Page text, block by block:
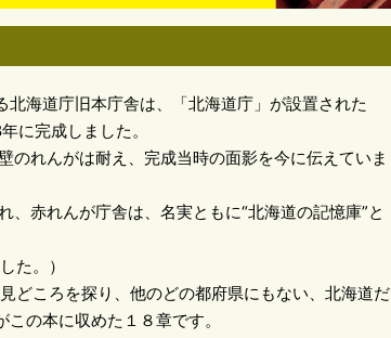
北海道庁旧本庁舎は、「北海道庁」が設置された
に完成しました。
のれんがは耐え、完成当時の面影を今に伝えていま
赤れんが庁舎は、名実ともに“北海道の記憶庫”と
た。）
どころを探り、他のどの都府県にもない、北海道だ
の本に収めた１８章です。